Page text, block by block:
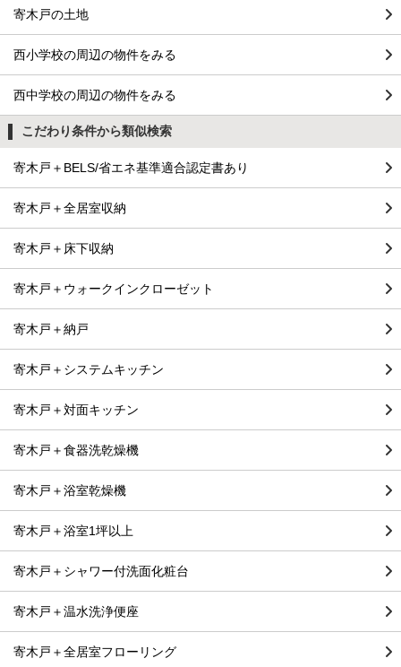
寄木戸の土地
西小学校の周辺の物件をみる
西中学校の周辺の物件をみる
こだわり条件から類似検索
寄木戸＋BELS/省エネ基準適合認定書あり
寄木戸＋全居室収納
寄木戸＋床下収納
寄木戸＋ウォークインクローゼット
寄木戸＋納戸
寄木戸＋システムキッチン
寄木戸＋対面キッチン
寄木戸＋食器洗乾燥機
寄木戸＋浴室乾燥機
寄木戸＋浴室1坪以上
寄木戸＋シャワー付洗面化粧台
寄木戸＋温水洗浄便座
寄木戸＋全居室フローリング